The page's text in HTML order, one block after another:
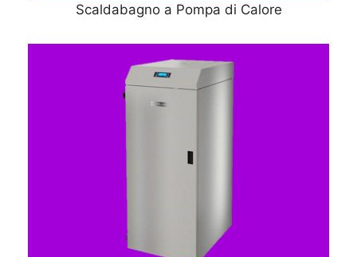
Scaldabagno a Pompa di Calore